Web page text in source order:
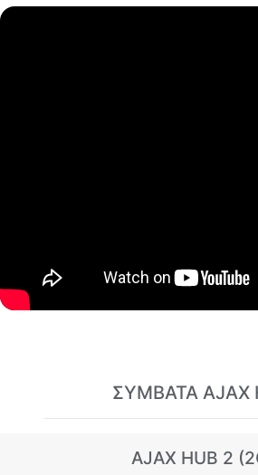
ΣΥΜΒΑΤΑ AJAX
AJAX HUB 2